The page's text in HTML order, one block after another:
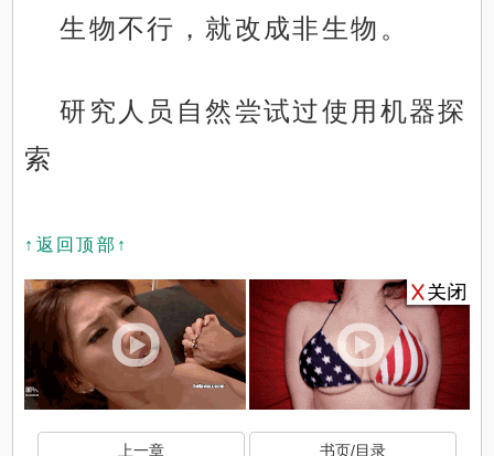
生物不行，就改成非生物。
研究人员自然尝试过使用机器探
索
↑返回顶部↑
上一章 书页/目录